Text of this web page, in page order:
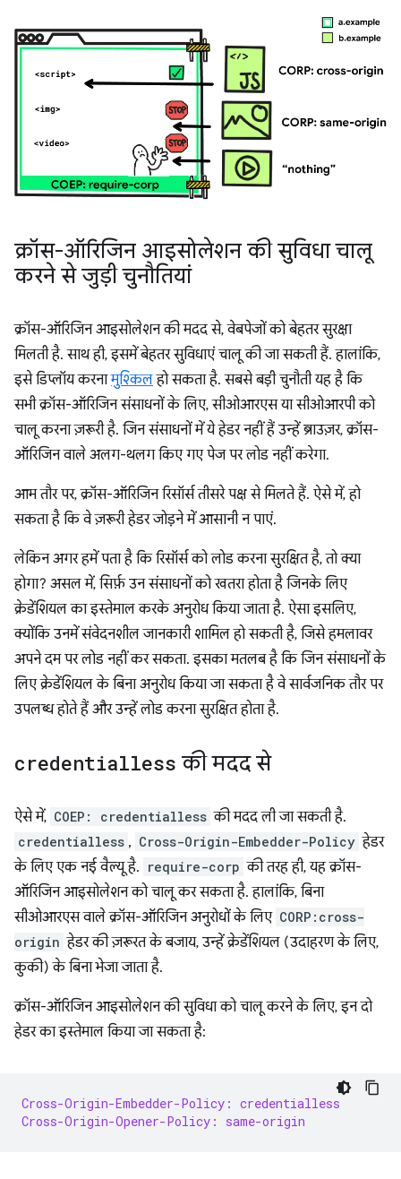
क्रॉस-ऑरिजिन आइसोलेशन की सुविधा चालू
करने से जुड़ी चुनौतियां
क्रॉस-ऑरिजिन आइसोलेशन की मदद से, वेबपेजों को बेहतर सुरक्षा
मिलती है. साथ ही, इसमें बेहतर सुविधाएं चालू की जा सकती हैं. हालांकि,
इसे डिप्लॉय करनामुश्किलहो सकता है. सबसे बड़ी चुनौती यह है कि
सभी क्रॉस-ऑरिजिन संसाधनों के लिए, सीओआरएस या सीओआरपी को
चालू करना ज़रूरी है. जिन संसाधनों में ये हेडर नहीं हैं उन्हें ब्राउज़र, क्रॉस-
ऑरिजिन वाले अलग-थलग किए गए पेज पर लोड नहीं करेगा.
आम तौर पर, क्रॉस-ऑरिजिन रिसॉर्स तीसरे पक्ष से मिलते हैं. ऐसे में, हो
सकता है कि वे ज़रूरी हेडर जोड़ने में आसानी न पाएं.
लेकिन अगर हमें पता है कि रिसॉर्स को लोड करना सुरक्षित है, तो क्या
होगा? असल में, सिर्फ़ उन संसाधनों को खतरा होता है जिनके लिए
क्रेडेंशियल का इस्तेमाल करके अनुरोध किया जाता है. ऐसा इसलिए,
क्योंकि उनमें संवेदनशील जानकारी शामिल हो सकती है, जिसे हमलावर
अपने दम पर लोड नहीं कर सकता. इसका मतलब है कि जिन संसाधनों के
लिए क्रेडेंशियल के बिना अनुरोध किया जा सकता है वे सार्वजनिक तौर पर
उपलब्ध होते हैं और उन्हें लोड करना सुरक्षित होता है.
credentialless की मदद से
ऐसे में, COEP: credentialless की मदद ली जा सकती है.
credentialless , Cross-Origin-Embedder-Policy हेडर
के लिए एक नई वैल्यू है. require-corp की तरह ही, यह क्रॉस-
ऑरिजिन आइसोलेशन को चालू कर सकता है. हालांकि, बिना
सीओआरएस वाले क्रॉस-ऑरिजिन अनुरोधों के लिए CORP:cross-
origin हेडर की ज़रूरत के बजाय, उन्हें क्रेडेंशियल (उदाहरण के लिए,
कुकी) के बिना भेजा जाता है.
क्रॉस-ऑरिजिन आइसोलेशन की सुविधा को चालू करने के लिए, इन दो
हेडर का इस्तेमाल किया जा सकता है:
Cross-Origin-Embedder-Policy: credentialless
Cross-Origin-Opener-Policy: same-origin